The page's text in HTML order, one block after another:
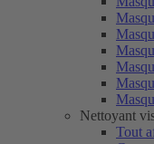
Nettoyant
Tout